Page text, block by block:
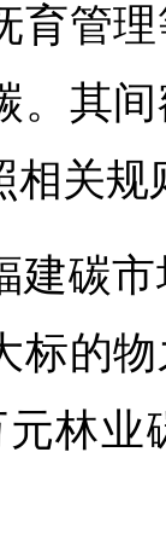
育管
。其
相关
建碳
标的
元林